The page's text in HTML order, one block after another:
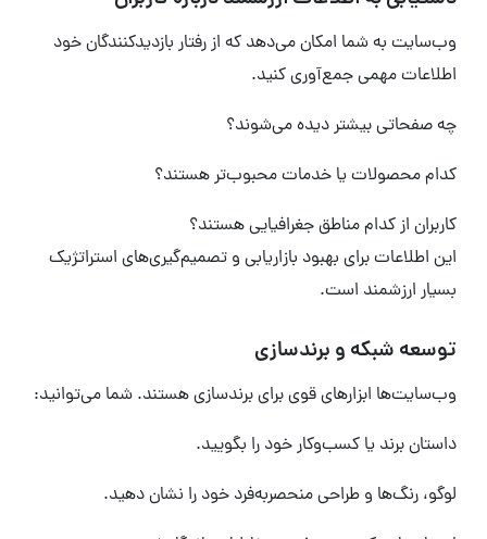
وب‌سایت به شما امکان می‌دهد که از رفتار بازدیدکنندگان خود
اطلاعات مهمی جمع‌آوری کنید.
چه صفحاتی بیشتر دیده می‌شوند؟
کدام محصولات یا خدمات محبوب‌تر هستند؟
کاربران از کدام مناطق جغرافیایی هستند؟
این اطلاعات برای بهبود بازاریابی و تصمیم‌گیری‌های استراتژیک
بسیار ارزشمند است.
توسعه شبکه و برندسازی
وب‌سایت‌ها ابزارهای قوی برای برندسازی هستند. شما می‌توانید:
داستان برند یا کسب‌وکار خود را بگویید.
لوگو، رنگ‌ها و طراحی منحصربه‌فرد خود را نشان دهید.